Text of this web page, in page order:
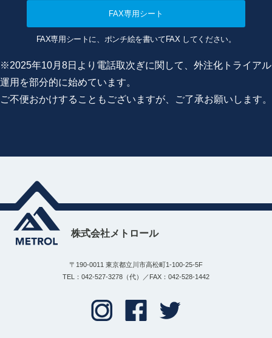
FAX専用シート
FAX専用シートに、ポンチ絵を書いてFAX してください。
※2025年10月8日より電話取次ぎに関して、外注化トライアル
運用を部分的に始めています。
ご不便おかけすることもございますが、ご了承お願いします。
株式会社メトロール
〒190-0011 東京都立川市高松町1-100-25-5F
TEL：042-527-3278（代）／FAX：042-528-1442